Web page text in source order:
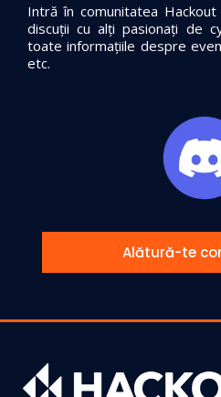
Intră în comunitatea
discuții cu alți pasionați de
toate informațiile despre
etc.
Alătură-te